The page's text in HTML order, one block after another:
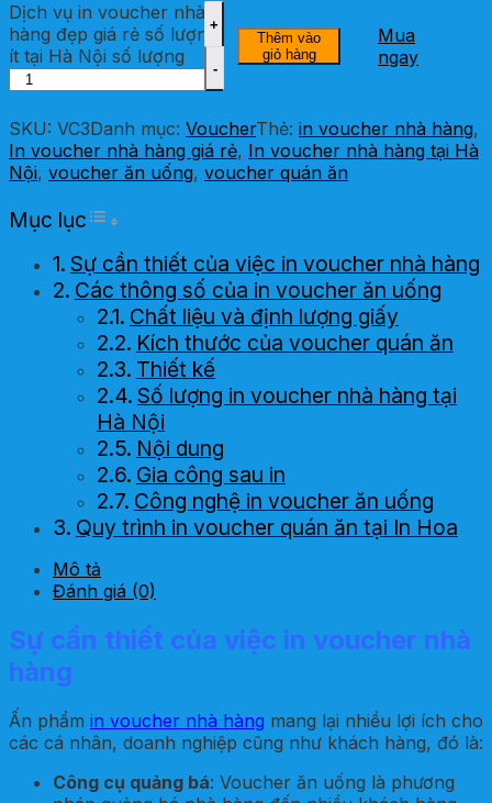
Dịch vụ in voucher nhà
hàng đẹp giá rẻ số lượng
ít tại Hà Nội số lượng
Thêm vào
giỏ hàng
Mua
ngay
SKU: VC3Danh mục: VoucherThẻ: in voucher nhà hàng,
In voucher nhà hàng giá rẻ, In voucher nhà hàng tại Hà
Nội, voucher ăn uống, voucher quán ăn
Mục lục Toggle Table of Content
Sự cần thiết của việc in voucher nhà hàng
Các thông số của in voucher ăn uống
Chất liệu và định lượng giấy
Kích thước của voucher quán ăn
Thiết kế
Số lượng in voucher nhà hàng tại
Hà Nội
Nội dung
Gia công sau in
Công nghệ in voucher ăn uống
Quy trình in voucher quán ăn tại In Hoa
Mách bạn địa chỉ in voucher nhà hàng giá
rẻ tại Hà Nội
Mô tả
Đánh giá (0)
Sự cần thiết của việc in voucher nhà
hàng
Ấn phẩm in voucher nhà hàng mang lại nhiều lợi ích cho
các cá nhân, doanh nghiệp cũng như khách hàng, đó là:
Công cụ quảng bá: Voucher ăn uống là phương